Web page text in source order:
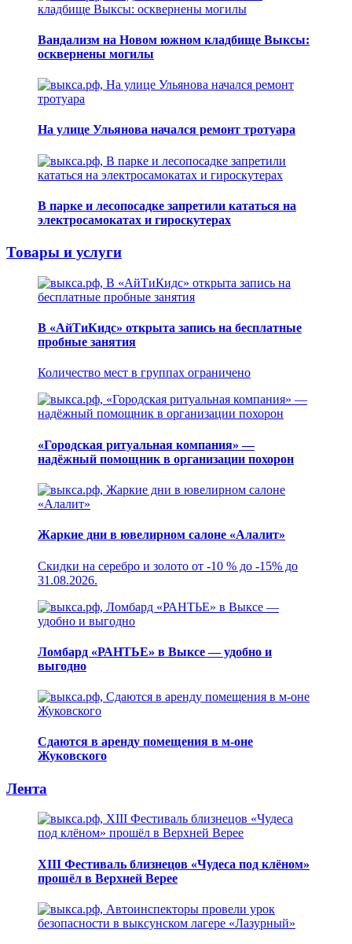
Вандализм на Новом южном кладбище Выксы:
осквернены могилы
На улице Ульянова начался ремонт тротуара
В парке и лесопосадке запретили кататься на
электросамокатах и гироскутерах
Товары и услуги
В «АйТиКидс» открыта запись на бесплатные
пробные занятия
Количество мест в группах ограничено
«Городская ритуальная компания» —
надёжный помощник в организации похорон
Жаркие дни в ювелирном салоне «Алалит»
Скидки на серебро и золото от -10 % до -15% до
31.08.2026.
Ломбард «РАНТЬЕ» в Выксе — удобно и
выгодно
Сдаются в аренду помещения в м-оне
Жуковского
Лента
XIII Фестиваль близнецов «Чудеса под клёном»
прошёл в Верхней Верее